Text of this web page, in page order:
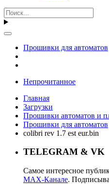
Прошивки для автоматов
Непрочитанное
Главная
Загрузки
Прошивки автоматов и
Прошивки для автоматов
colibri rev 1.7 est eur.bin
TELEGRAM & VK
Самое интересное
MAX-Канале.